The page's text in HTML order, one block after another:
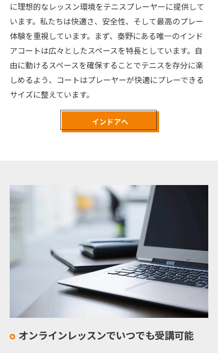
に理想的なレッスン環境をテニスプレーヤーに提供して
います。私たちは快適さ、安全性、そして最高のプレー
体験を重視しています。まず、秦野にある唯一のインド
アコートは広々としたスペースを特長としています。自
由に動けるスペースを確保することでテニスを存分に楽
しめるよう、コートはプレーヤーが快適にプレーできる
サイズに整えています。
インドアへ
オンラインレッスンでいつでも受講可能